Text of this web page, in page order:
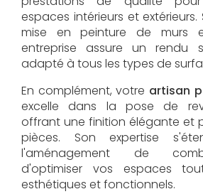
espaces intérieurs et
mise en peinture de murs
entreprise assure un rendu
adapté à tous les types de
En complément, votre artisan
excelle dans la pose de
offrant une finition élégante et
pièces. Son expertise
l'aménagement de
d'optimiser vos espaces
esthétiques et fonctionnels.